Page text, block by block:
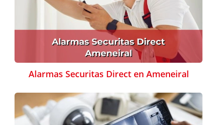
Alarmas Securitas Direct en Ameneiral